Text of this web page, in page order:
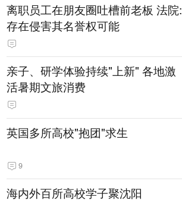
离职员工在朋友圈吐槽前老板 法院:
存在侵害其名誉权可能
亲子、研学体验持续"上新" 各地激
活暑期文旅消费
英国多所高校"抱团"求生
9
海内外百所高校学子聚沈阳